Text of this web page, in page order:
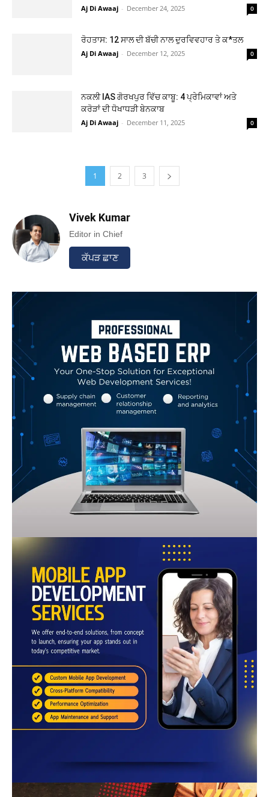
Aj Di Awaaj - December 24, 2025 0
ਰੋਹਤਾਸ: 12 ਸਾਲ ਦੀ ਬੱਚੀ ਨਾਲ ਦੁਰਵਿਵਹਾਰ ਤੇ ਕ*ਤਲ
Aj Di Awaaj - December 12, 2025 0
ਨਕਲੀ IAS ਗੋਰਖਪੁਰ ਵਿੱਚ ਕਾਬੂ: 4 ਪ੍ਰੇਮਿਕਾਵਾਂ ਅਤੇ
ਕਰੋੜਾਂ ਦੀ ਧੋਖਾਧੜੀ ਬੇਨਕਾਬ
Aj Di Awaaj - December 11, 2025 0
1 2 3
Vivek Kumar
Editor in Chief
ਕੱਪੜ ਛਾਣ